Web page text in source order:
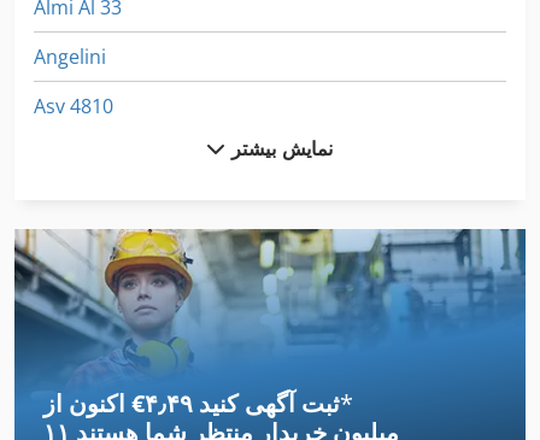
Almi Al 33
Angelini
Asv 4810
Avia
Avk
Avm Angelini
Avm Mas 165 S
نمایش بیشتر
اکنون از ‎€۴٫۴۹ ثبت آگهی کنید*
۱۱ میلیون خریدار منتظر شما هستند